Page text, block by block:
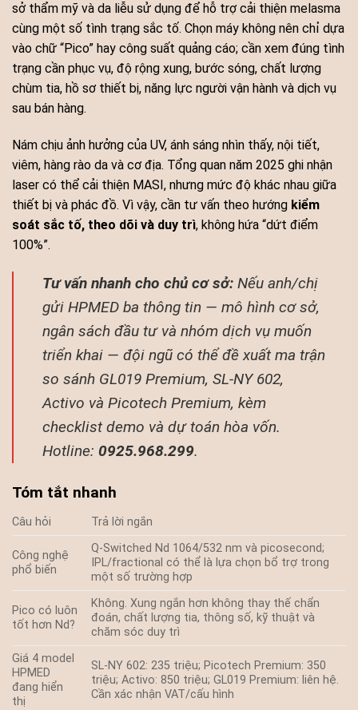
sở thẩm mỹ và da liễu sử dụng để hỗ trợ cải thiện melasma
cùng một số tình trạng sắc tố. Chọn máy không nên chỉ dựa
vào chữ “Pico” hay công suất quảng cáo; cần xem đúng tình
trạng cần phục vụ, độ rộng xung, bước sóng, chất lượng
chùm tia, hồ sơ thiết bị, năng lực người vận hành và dịch vụ
sau bán hàng.
Nám chịu ảnh hưởng của UV, ánh sáng nhìn thấy, nội tiết,
viêm, hàng rào da và cơ địa. Tổng quan năm 2025 ghi nhận
laser có thể cải thiện MASI, nhưng mức độ khác nhau giữa
thiết bị và phác đồ. Vì vậy, cần tư vấn theo hướng kiểm
soát sắc tố, theo dõi và duy trì, không hứa “dứt điểm
100%”.
Tư vấn nhanh cho chủ cơ sở: Nếu anh/chị
gửi HPMED ba thông tin — mô hình cơ sở,
ngân sách đầu tư và nhóm dịch vụ muốn
triển khai — đội ngũ có thể đề xuất ma trận
so sánh GL019 Premium, SL-NY 602,
Activo và Picotech Premium, kèm
checklist demo và dự toán hòa vốn.
Hotline: 0925.968.299.
Tóm tắt nhanh
Câu hỏi Trả lời ngắn
Công nghệ
phổ biến
Q-Switched Nd 1064/532 nm và picosecond;
IPL/fractional có thể là lựa chọn bổ trợ trong
một số trường hợp
Pico có luôn
tốt hơn Nd?
Không. Xung ngắn hơn không thay thế chẩn
đoán, chất lượng tia, thông số, kỹ thuật và
chăm sóc duy trì
Giá 4 model
HPMED
đang hiển
thị
SL-NY 602: 235 triệu; Picotech Premium: 350
triệu; Activo: 850 triệu; GL019 Premium: liên hệ.
Cần xác nhận VAT/cấu hình